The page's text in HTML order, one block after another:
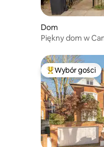
Dom
Piękny dom w
Wybór gości